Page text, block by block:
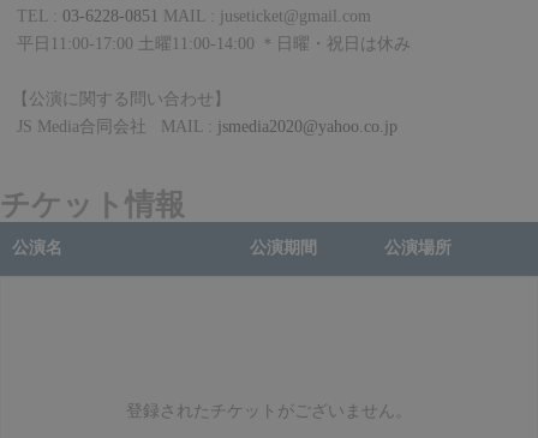
TEL : 03-6228-0851
MAIL : juseticket@gmail.com
平日
11:00-17:00 土曜 11:00-14:00 ＊日曜・祝日は休み
【公演に関する問い合わせ】
JS Media合同会社 MAIL : jsmedia2020@yahoo.co.jp
チケット情報
公演名 公演期間 公演場所
登録されたチケットがございません。